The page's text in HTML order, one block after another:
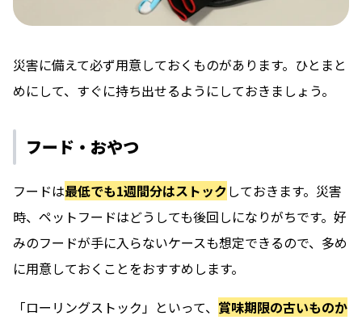
災害に備えて必ず用意しておくものがあります。ひとまと
めにして、すぐに持ち出せるようにしておきましょう。
フード・おやつ
フードは最低でも1週間分はストックしておきます。災害
時、ペットフードはどうしても後回しになりがちです。好
みのフードが手に入らないケースも想定できるので、多め
に用意しておくことをおすすめします。
「ローリングストック」といって、 賞味期限の古いものか